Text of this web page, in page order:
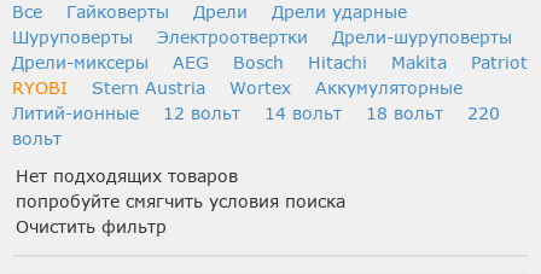
Все Гайковерты Дрели
Дрели ударные
Шуруповерты
Электроотвертки
Дрели-шуруповерты
Дрели-миксеры
AEG Bosch Hitachi Makita
Patriot
RYOBI
Stern Austria Wortex
Аккумуляторные
Литий-ионные
12 вольт 14 вольт 18 вольт
220
вольт
Нет подходящих товаров
попробуйте смягчить условия поиска
Очистить фильтр